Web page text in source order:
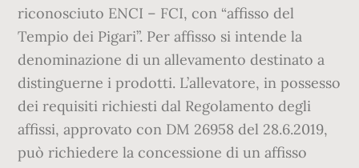
riconosciuto ENCI – FCI, con “affisso del
Tempio dei Pigari”. Per affisso si intende la
denominazione di un allevamento destinato a
distinguerne i prodotti. L’allevatore, in possesso
dei requisiti richiesti dal Regolamento degli
affissi, approvato con DM 26958 del 28.6.2019,
può richiedere la concessione di un affisso